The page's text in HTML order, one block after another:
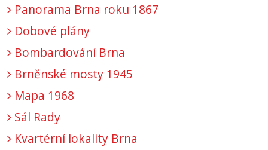
Panorama Brna roku 1867
Dobové plány
Bombardování Brna
Brněnské mosty 1945
Mapa 1968
Sál Rady
Kvartérní lokality Brna